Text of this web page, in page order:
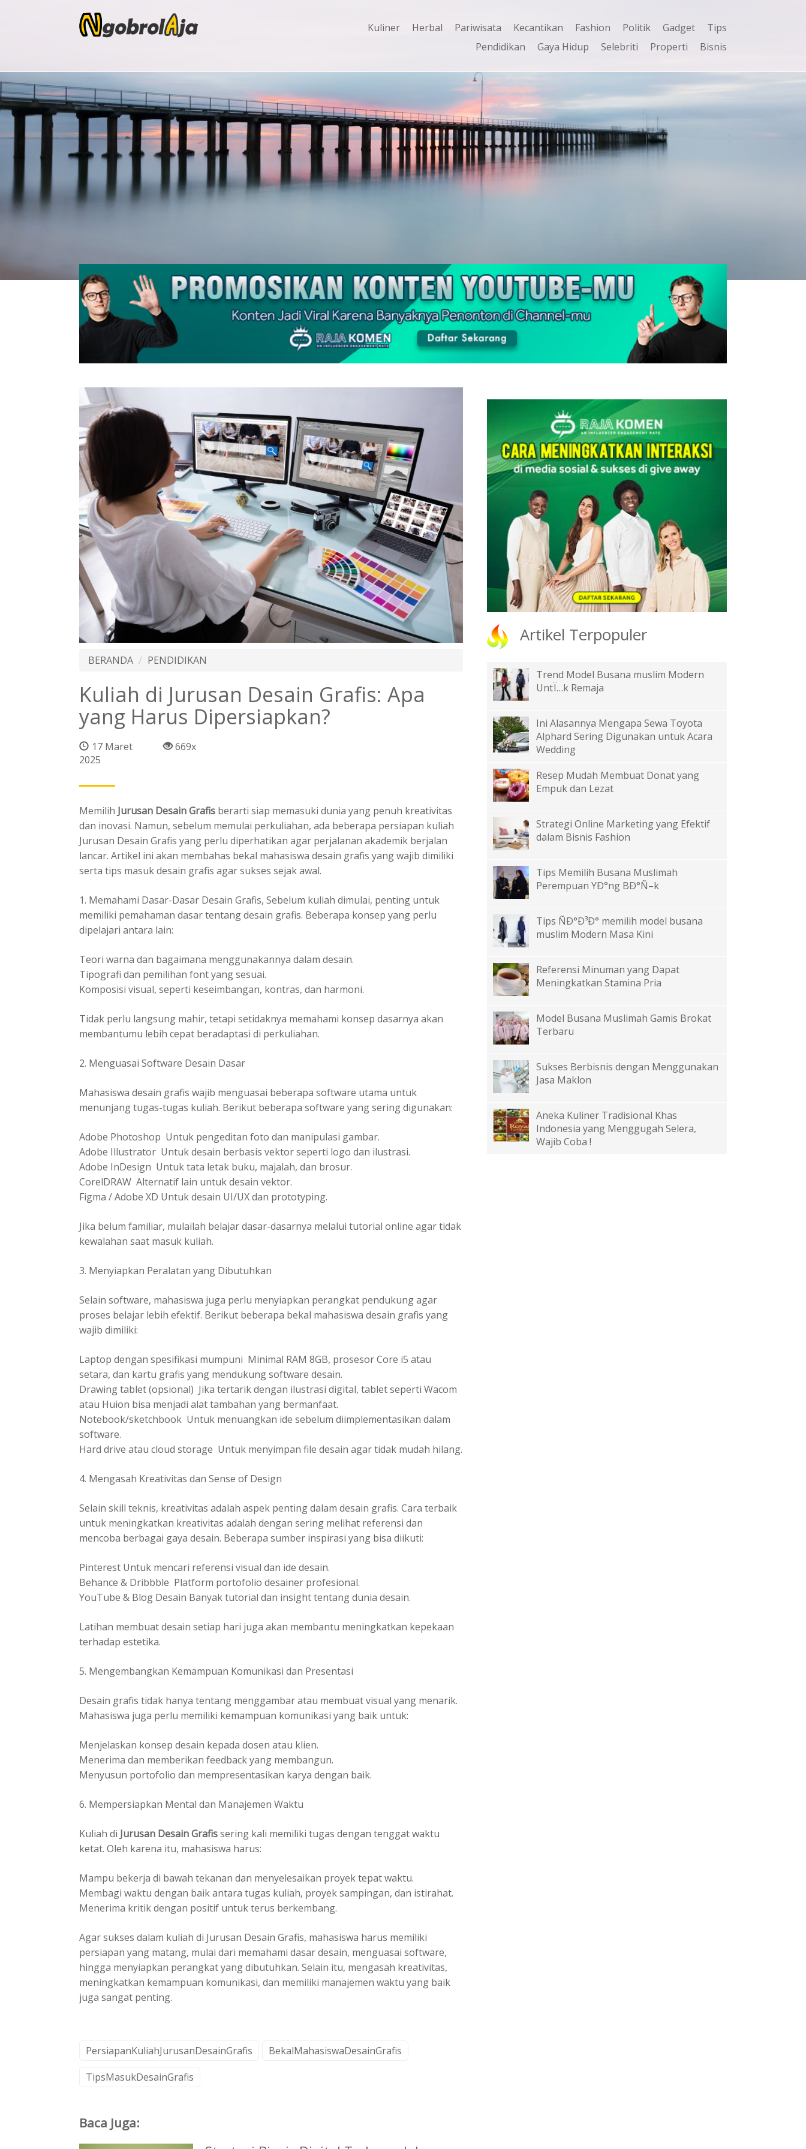
Kuliner Herbal Pariwisata Kecantikan Fashion Politik Gadget
Tips
Pendidikan
Gaya Hidup Selebriti Properti Bisnis
BERANDA PENDIDIKAN
Kuliah di Jurusan Desain Grafis: Apa
yang Harus Dipersiapkan?
17 Maret
2025
669x
Memilih Jurusan Desain Grafis berarti siap memasuki dunia yang penuh kreativitas
dan inovasi. Namun, sebelum memulai perkuliahan, ada beberapa persiapan kuliah
Jurusan Desain Grafis yang perlu diperhatikan agar perjalanan akademik berjalan
lancar. Artikel ini akan membahas bekal mahasiswa desain grafis yang wajib dimiliki
serta tips masuk desain grafis agar sukses sejak awal.
1. Memahami Dasar-Dasar Desain Grafis, Sebelum kuliah dimulai, penting untuk
memiliki pemahaman dasar tentang desain grafis. Beberapa konsep yang perlu
dipelajari antara lain:
Teori warna dan bagaimana menggunakannya dalam desain.
Tipografi dan pemilihan font yang sesuai.
Komposisi visual, seperti keseimbangan, kontras, dan harmoni.
Tidak perlu langsung mahir, tetapi setidaknya memahami konsep dasarnya akan
membantumu lebih cepat beradaptasi di perkuliahan.
2. Menguasai Software Desain Dasar
Mahasiswa desain grafis wajib menguasai beberapa software utama untuk
menunjang tugas-tugas kuliah. Berikut beberapa software yang sering digunakan:
Adobe Photoshop Untuk pengeditan foto dan manipulasi gambar.
Adobe Illustrator Untuk desain berbasis vektor seperti logo dan ilustrasi.
Adobe InDesign Untuk tata letak buku, majalah, dan brosur.
CorelDRAW Alternatif lain untuk desain vektor.
Figma / Adobe XD Untuk desain UI/UX dan prototyping.
Jika belum familiar, mulailah belajar dasar-dasarnya melalui tutorial online agar tidak
kewalahan saat masuk kuliah.
3. Menyiapkan Peralatan yang Dibutuhkan
Selain software, mahasiswa juga perlu menyiapkan perangkat pendukung agar
proses belajar lebih efektif. Berikut beberapa bekal mahasiswa desain grafis yang
wajib dimiliki:
Laptop dengan spesifikasi mumpuni Minimal RAM 8GB, prosesor Core i5 atau
setara, dan kartu grafis yang mendukung software desain.
Drawing tablet (opsional) Jika tertarik dengan ilustrasi digital, tablet seperti Wacom
atau Huion bisa menjadi alat tambahan yang bermanfaat.
Notebook/sketchbook Untuk menuangkan ide sebelum diimplementasikan dalam
software.
Hard drive atau cloud storage Untuk menyimpan file desain agar tidak mudah hilang.
4. Mengasah Kreativitas dan Sense of Design
Selain skill teknis, kreativitas adalah aspek penting dalam desain grafis. Cara terbaik
untuk meningkatkan kreativitas adalah dengan sering melihat referensi dan
mencoba berbagai gaya desain. Beberapa sumber inspirasi yang bisa diikuti:
Pinterest Untuk mencari referensi visual dan ide desain.
Behance & Dribbble Platform portofolio desainer profesional.
YouTube & Blog Desain Banyak tutorial dan insight tentang dunia desain.
Latihan membuat desain setiap hari juga akan membantu meningkatkan kepekaan
terhadap estetika.
5. Mengembangkan Kemampuan Komunikasi dan Presentasi
Desain grafis tidak hanya tentang menggambar atau membuat visual yang menarik.
Mahasiswa juga perlu memiliki kemampuan komunikasi yang baik untuk:
Menjelaskan konsep desain kepada dosen atau klien.
Menerima dan memberikan feedback yang membangun.
Menyusun portofolio dan mempresentasikan karya dengan baik.
6. Mempersiapkan Mental dan Manajemen Waktu
Kuliah di Jurusan Desain Grafissering kali memiliki tugas dengan tenggat waktu
ketat. Oleh karena itu, mahasiswa harus:
Mampu bekerja di bawah tekanan dan menyelesaikan proyek tepat waktu.
Membagi waktu dengan baik antara tugas kuliah, proyek sampingan, dan istirahat.
Menerima kritik dengan positif untuk terus berkembang.
Agar sukses dalam kuliah di Jurusan Desain Grafis, mahasiswa harus memiliki
persiapan yang matang, mulai dari memahami dasar desain, menguasai software,
hingga menyiapkan perangkat yang dibutuhkan. Selain itu, mengasah kreativitas,
meningkatkan kemampuan komunikasi, dan memiliki manajemen waktu yang baik
juga sangat penting.
PersiapanKuliahJurusanDesainGrafis
BekalMahasiswaDesainGrafis
TipsMasukDesainGrafis
Baca Juga:
Artikel Terpopuler
Trend Model Busana muslim Modern
UntÏ…k Remaja
Ini Alasannya Mengapa Sewa Toyota
Alphard Sering Digunakan untuk Acara
Wedding
Resep Mudah Membuat Donat yang
Empuk dan Lezat
Strategi Online Marketing yang Efektif
dalam Bisnis Fashion
Tips Memilih Busana Muslimah
Perempuan YÐ°ng BÐ°Ñ–k
Tips ÑÐ°Ð³Ð° memilih model busana
muslim Modern Masa Kini
Referensi Minuman yang Dapat
Meningkatkan Stamina Pria
Model Busana Muslimah Gamis Brokat
Terbaru
Sukses Berbisnis dengan Menggunakan
Jasa Maklon
Aneka Kuliner Tradisional Khas
Indonesia yang Menggugah Selera,
Wajib Coba !